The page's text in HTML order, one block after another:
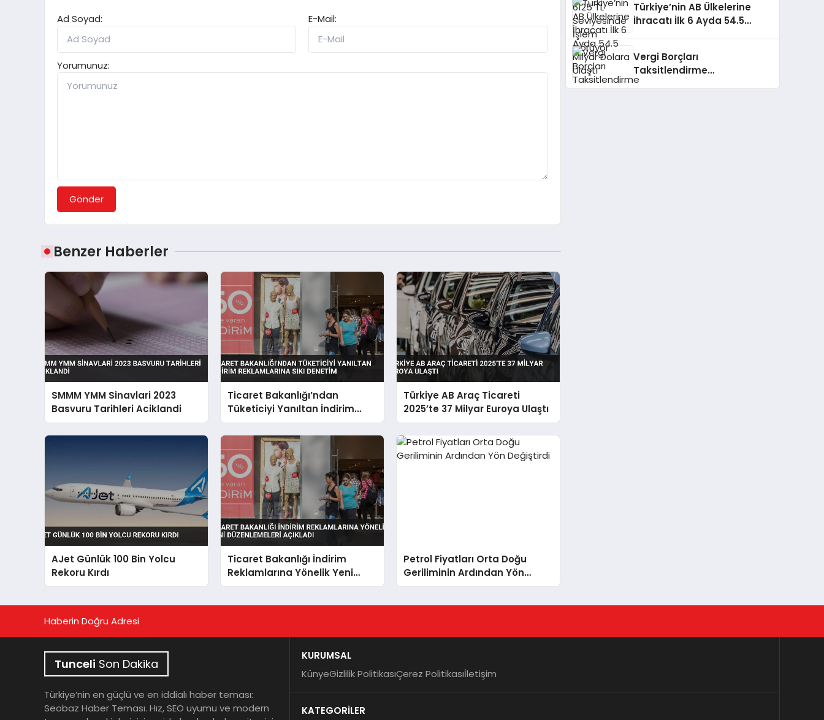
Ad Soyad:
E-Mail:
Yorumunuz:
Gönder
Benzer Haberler
SMMM YMM Sinavlari 2023
Basvuru Tarihleri Aciklandi
Ticaret Bakanlığı’ndan
Tüketiciyi Yanıltan İndirim
Reklamlarına Sıkı Denetim
Türkiye AB Araç Ticareti
2025’te 37 Milyar Euroya Ulaştı
AJet Günlük 100 Bin Yolcu
Rekoru Kırdı
Ticaret Bakanlığı İndirim
Reklamlarına Yönelik Yeni
Düzenlemeleri Açıkladı
Petrol Fiyatları Orta Doğu
Geriliminin Ardından Yön
Değiştirdi
Türkiye’nin AB Ülkelerine
İhracatı İlk 6 Ayda 54.5
Vergi Borçları
Taksitlendirme
Düzenlemesine Yoğun İlgi
Haberin Doğru Adresi
Tunceli Son Dakika
Türkiye’nin en güçlü ve en iddialı haber teması:
Seobaz Haber Teması. Hız, SEO uyumu ve modern
KURUMSAL
KünyeGizlilik PolitikasıÇerez Politikasıİletişim
KATEGORİLER